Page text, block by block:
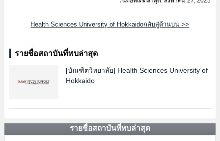
Health Sciences University of Hokkaidoกลับสู่ด้านบน >>
รายชื่อสถาบันที่พบล่าสุด
[บัณฑิตวิทยาลัย] Health Sciences University of
Hokkaido
รายชื่อสถาบันที่พบล่าสุด